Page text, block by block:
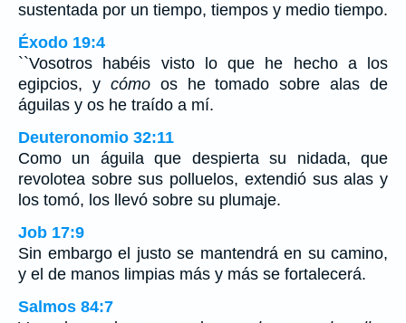
sustentada por un tiempo, tiempos y medio tiempo.
Éxodo 19:4
``Vosotros habéis visto lo que he hecho a los
egipcios, y cómoos he tomado sobre alas de
águilas y os he traído a mí.
Deuteronomio 32:11
Como un águila que despierta su nidada, que
revolotea sobre sus polluelos, extendió sus alas y
los tomó, los llevó sobre su plumaje.
Job 17:9
Sin embargo el justo se mantendrá en su camino,
y el de manos limpias más y más se fortalecerá.
Salmos 84:7